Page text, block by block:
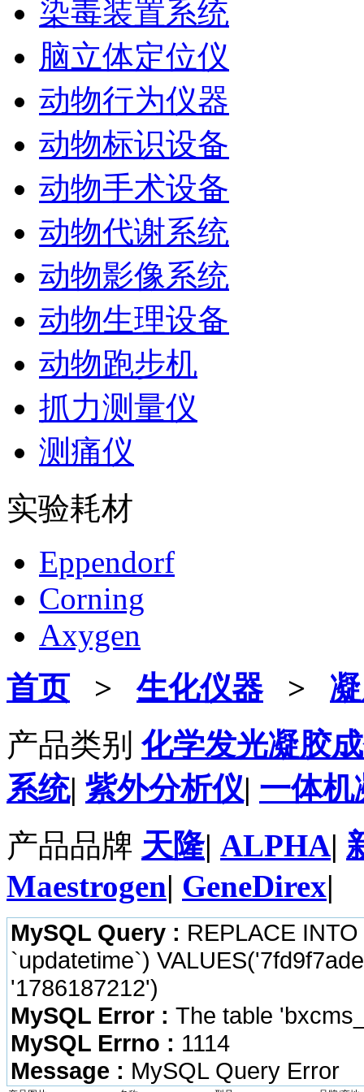
染毒装置系统
脑立体定位仪
动物行为仪器
动物标识设备
动物手术设备
动物代谢系统
动物影像系统
动物生理设备
动物跑步机
抓力测量仪
测痛仪
实验耗材
Eppendorf
Corning
Axygen
首页 >生化仪器>
产品类别 化学发光凝胶
系统| 紫外分析仪| 一体机
产品品牌 天隆| ALPHA|
Maestrogen| GeneDirex|
MySQL Query : REPLACE
`updatetime`)
'1786187212')
MySQL Error : The table
MySQL Errno : 1114
Message : MySQL Query Error